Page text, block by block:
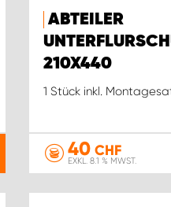
ABTEILER
210X440
1 Stück inkl.
40 CHF
EXKL. 8.1 % MWST.